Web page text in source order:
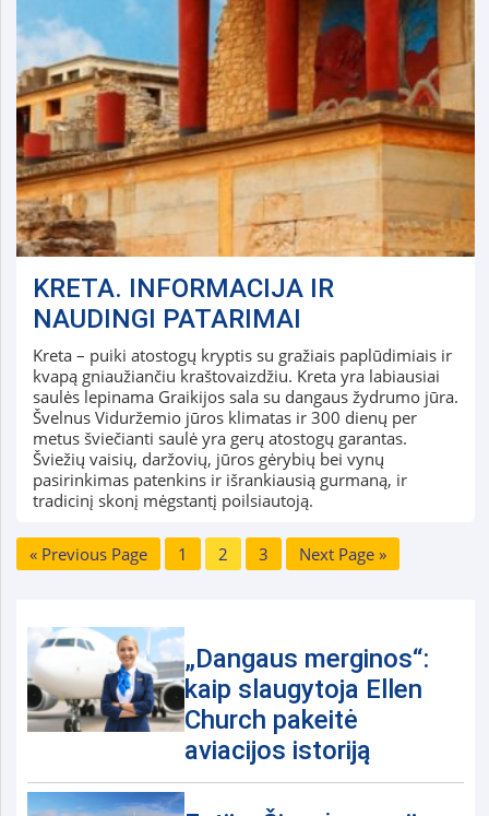
KRETA. INFORMACIJA IR
NAUDINGI PATARIMAI
Kreta – puiki atostogų kryptis su gražiais paplūdimiais ir
kvapą gniaužiančiu kraštovaizdžiu. Kreta yra labiausiai
saulės lepinama Graikijos sala su dangaus žydrumo jūra.
Švelnus Viduržemio jūros klimatas ir 300 dienų per
metus šviečianti saulė yra gerų atostogų garantas.
Šviežių vaisių, daržovių, jūros gėrybių bei vynų
pasirinkimas patenkins ir išrankiausią gurmaną, ir
tradicinį skonį mėgstantį poilsiautoją.
« Previous Page 1 2 3 Next Page »
„Dangaus merginos“:
kaip slaugytoja Ellen
Church pakeitė
aviacijos istoriją